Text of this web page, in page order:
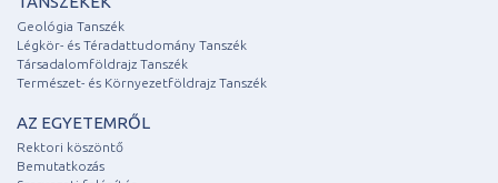
Geológia Tanszék
Légkör- és Téradattudomány Tanszék
Társadalomföldrajz Tanszék
Természet- és Környezetföldrajz Tanszék
AZ EGYETEMRŐL
Rektori köszöntő
Bemutatkozás